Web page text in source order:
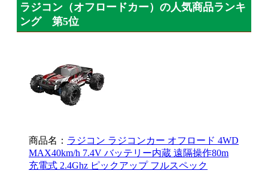
ラジコン（オフロードカー）の人気商品ランキ
ング 第5位
商品名： ラジコン ラジコンカー オフロード 4WD
MAX40km/h 7.4V バッテリー内蔵 遠隔操作80m
充電式 2.4Ghz ピックアップ フルスペック